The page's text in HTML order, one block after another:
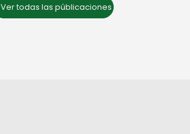
Ver todas las públicaciones